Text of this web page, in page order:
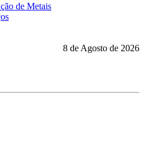
de Metais
8 de Agosto de 2026